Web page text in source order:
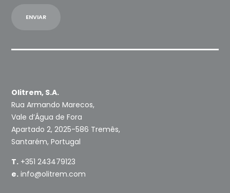
Olitrem, S.A.
Rua Armando Marecos,
Vale d’Água de Fora
Apartado 2, 2025-586 Tremês,
Santarém, Portugal
T. +351 243479123
e. info@olitrem.com